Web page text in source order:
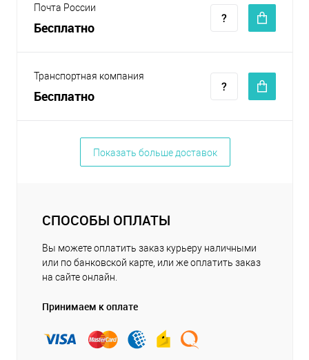
Почта России
Бесплатно
Транспортная компания
Бесплатно
Показать больше доставок
СПОСОБЫ ОПЛАТЫ
Вы можете оплатить заказ курьеру наличными
или по банковской карте, или же оплатить заказ
на сайте онлайн.
Принимаем к оплате